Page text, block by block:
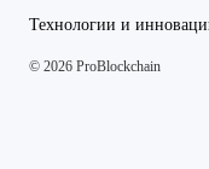
Технологии и
© 2026 ProBlockchain